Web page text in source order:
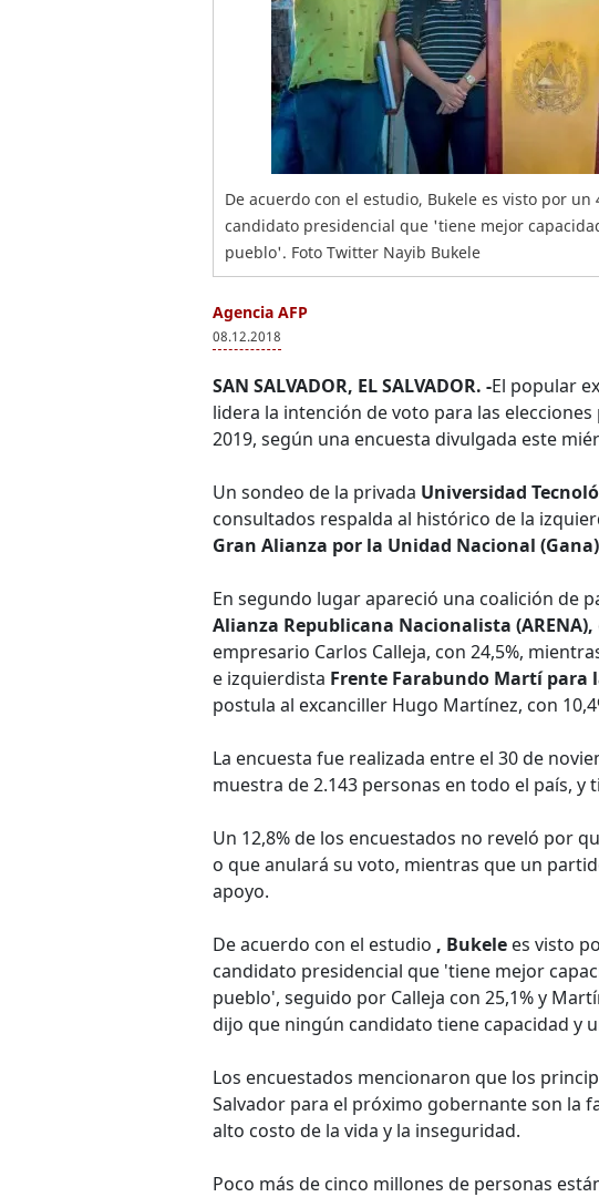
De acuerdo con el estudio, Bukele es visto por un
candidato presidencial que 'tiene mejor
pueblo'. Foto Twitter Nayib Bukele
Agencia AFP
08.12.2018
SAN SALVADOR, EL SALVADOR. -El popular
lidera la intención de voto para las
2019, según una encuesta divulgada este
Un sondeo de la privada Universidad
consultados respalda al histórico de la
Gran Alianza por la Unidad Nacional
En segundo lugar apareció una coalición de
Alianza Republicana Nacionalista (ARENA),
empresario Carlos Calleja, con 24,5%,
e izquierdista Frente Farabundo Martí para
postula al excanciller Hugo Martínez, con
La encuesta fue realizada entre el 30 de
muestra de 2.143 personas en todo el país, y
Un 12,8% de los encuestados no reveló por
o que anulará su voto, mientras que un
apoyo.
De acuerdo con el estudio , Bukele es visto
candidato presidencial que 'tiene mejor
pueblo', seguido por Calleja con 25,1% y
dijo que ningún candidato tiene capacidad y
Los encuestados mencionaron que los
Salvador para el próximo gobernante son la
alto costo de la vida y la inseguridad.
Poco más de cinco millones de personas